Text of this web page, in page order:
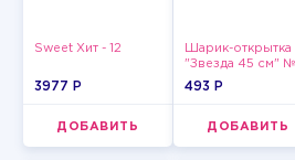
Sweet Хит - 12
3977 P
ДОБАВИТЬ
Шарик-открытка
"Звезда 45 см" №1
493 P
ДОБАВИТЬ